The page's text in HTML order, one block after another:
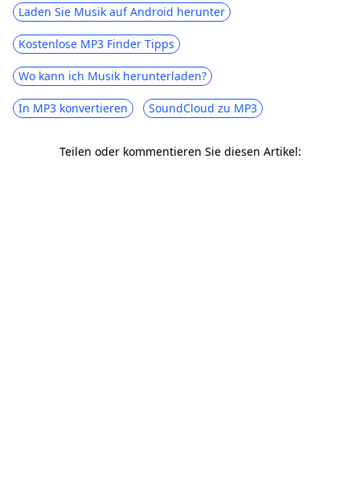
Laden Sie Musik auf Android herunter
Kostenlose MP3 Finder Tipps
Wo kann ich Musik herunterladen?
In MP3 konvertieren SoundCloud zu MP3
Teilen oder kommentieren Sie diesen Artikel: